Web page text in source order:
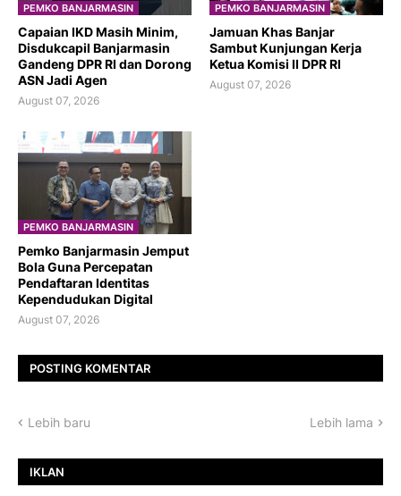
PEMKO BANJARMASIN
Capaian IKD Masih Minim,
Disdukcapil Banjarmasin
Gandeng DPR RI dan Dorong
ASN Jadi Agen
August 07, 2026
PEMKO BANJARMASIN
Jamuan Khas Banjar
Sambut Kunjungan Kerja
Ketua Komisi II DPR RI
August 07, 2026
PEMKO BANJARMASIN
Pemko Banjarmasin Jemput
Bola Guna Percepatan
Pendaftaran Identitas
Kependudukan Digital
August 07, 2026
POSTING KOMENTAR
Lebih baru Lebih lama
IKLAN